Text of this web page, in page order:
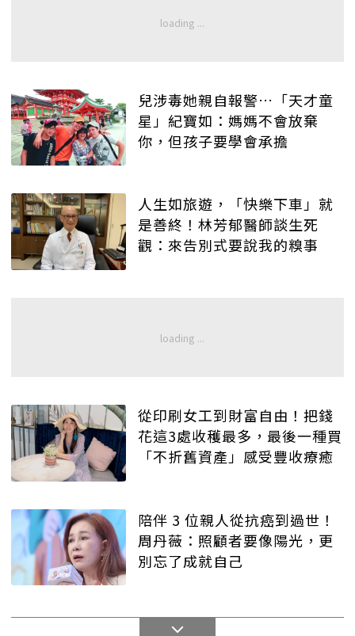
兒涉毒她親自報警…「天才童
星」紀寶如：媽媽不會放棄
你，但孩子要學會承擔
人生如旅遊，「快樂下車」就
是善終！林芳郁醫師談生死
觀：來告別式要說我的糗事
從印刷女工到財富自由！把錢
花這3處收穫最多，最後一種買
「不折舊資產」感受豐收療癒
陪伴 3 位親人從抗癌到過世！
周丹薇：照顧者要像陽光，更
別忘了成就自己